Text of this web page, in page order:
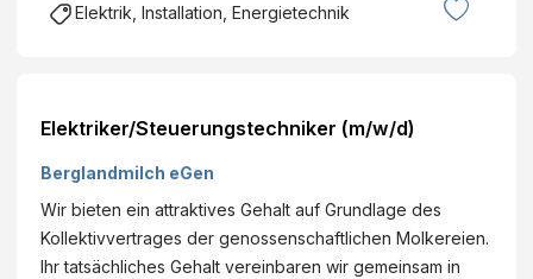
Elektrik, Installation, Energietechnik
Elektriker/Steuerungstechniker (m/w/d)
Berglandmilch eGen
Wir bieten ein attraktives Gehalt auf Grundlage des
Kollektivvertrages der genossenschaftlichen Molkereien.
Ihr tatsächliches Gehalt vereinbaren wir gemeinsam in